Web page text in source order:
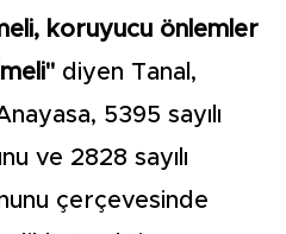
koruyucu önlemler
diyen Tanal,
5395 sayılı
ve 2828 sayılı
çerçevesinde